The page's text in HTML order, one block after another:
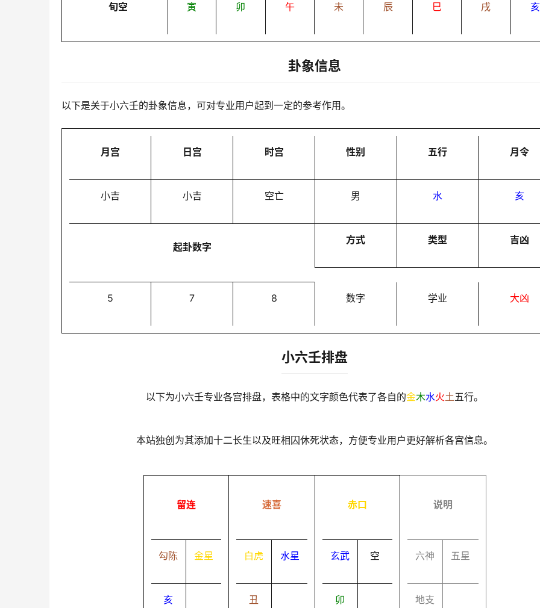
旬空 寅 卯 午 未 辰 巳 戌 亥
卦象信息
以下是关于小六壬的卦象信息，可对专业用户起到一定的参考作用。
月宫 日宫 时宫 性别 五行 月令
小吉 小吉 空亡 男 水 亥
起卦数字
方式 类型 吉凶
5 7 8 数字 学业 大凶
小六壬排盘
以下为小六壬专业各宫排盘，表格中的文字颜色代表了各自的金木水火土五行。
本站独创为其添加十二长生以及旺相囚休死状态，方便专业用户更好解析各宫信息。
留连
勾陈 金星
亥
速喜
白虎 水星
丑
赤口
玄武 空
卯
说明
六神 五星
地支